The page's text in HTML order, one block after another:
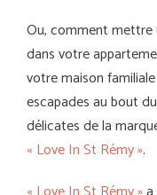
Ou, comment mettre
dans votre
votre maison
escapades au bout
délicates de la
« Love In St Rémy ».